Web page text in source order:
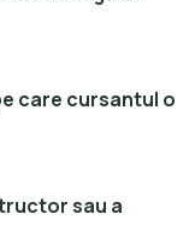
cursantul o
sau a